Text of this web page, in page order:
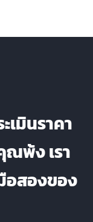
เมินราคา
ณพ้ง เรา
อสองของ